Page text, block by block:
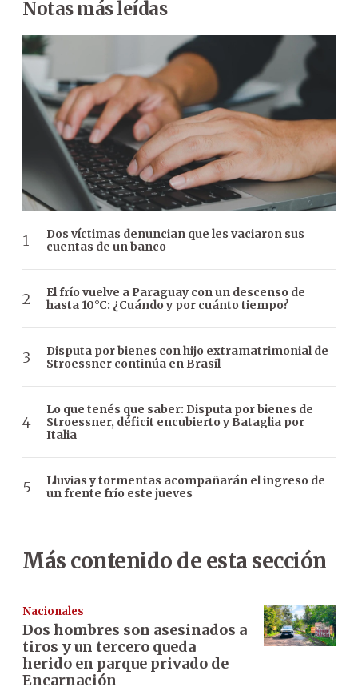
Notas más leídas
Dos víctimas denuncian que les vaciaron sus
cuentas de un banco
El frío vuelve a Paraguay con un descenso de
hasta 10°C: ¿Cuándo y por cuánto tiempo?
Disputa por bienes con hijo extramatrimonial de
Stroessner continúa en Brasil
Lo que tenés que saber: Disputa por bienes de
Stroessner, déficit encubierto y Bataglia por
Italia
Lluvias y tormentas acompañarán el ingreso de
un frente frío este jueves
Más contenido de esta sección
Nacionales
Dos hombres son asesinados a
tiros y un tercero queda
herido en parque privado de
Encarnación